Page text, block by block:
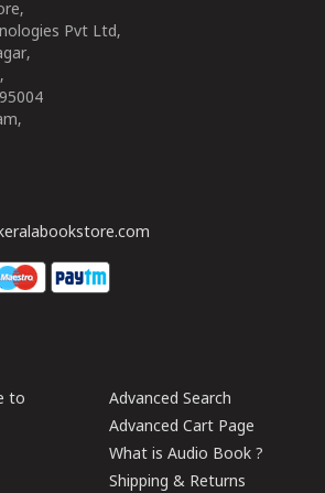
Pvt Ltd,
to
Advanced Search
Advanced Cart Page
What is Audio Book ?
Shipping & Returns